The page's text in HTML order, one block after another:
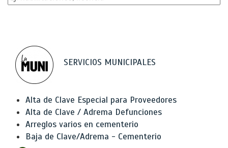
SERVICIOS MUNICIPALES
Alta de Clave Especial para Proveedores
Alta de Clave / Adrema Defunciones
Arreglos varios en cementerio
Baja de Clave/Adrema - Cementerio